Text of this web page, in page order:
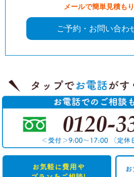
メールで簡単見積も
ご予約・お問い合わ